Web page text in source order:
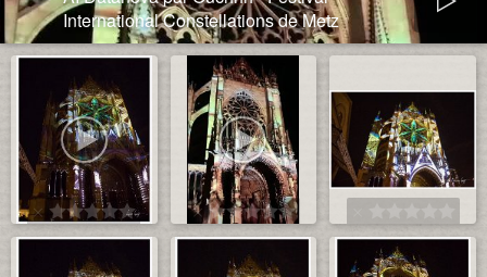
International Constellations de Metz